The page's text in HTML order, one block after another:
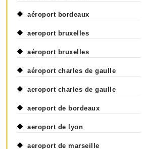
aéroport bordeaux
aeroport bruxelles
aéroport bruxelles
aéroport charles de gaulle
aeroport charles de gaulle
aeroport de bordeaux
aeroport de lyon
aeroport de marseille